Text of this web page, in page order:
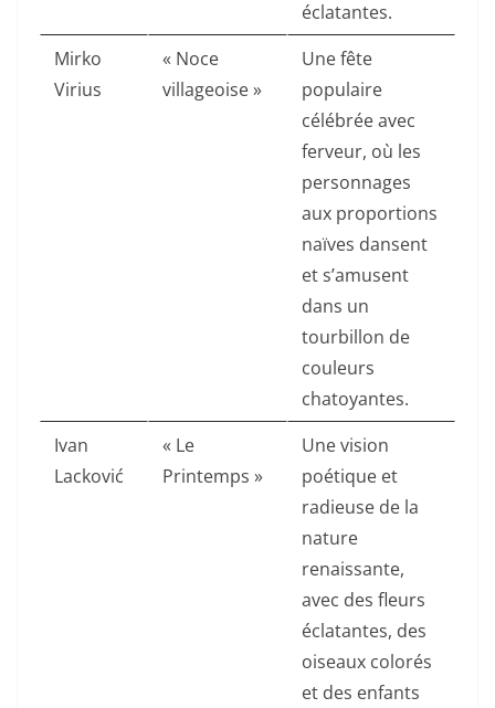
éclatantes.
Mirko
Virius
« Noce
villageoise »
Une fête
populaire
célébrée avec
ferveur, où les
personnages
aux proportions
naïves dansent
et s’amusent
dans un
tourbillon de
couleurs
chatoyantes.
Ivan
Lacković
« Le
Printemps »
Une vision
poétique et
radieuse de la
nature
renaissante,
avec des fleurs
éclatantes, des
oiseaux colorés
et des enfants